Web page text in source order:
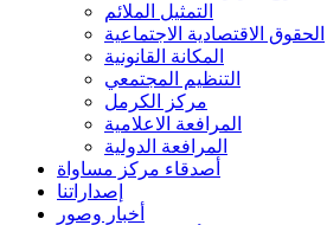
التمثيل الملائم
الحقوق الاقتصادية الاجتماعية
المكانة القانونية
التنظيم المجتمعي
مركز الكرمل
المرافعة الاعلامية
المرافعة الدولية
أصدقاء مركز مساواة
إصداراتنا
أخبار وصور